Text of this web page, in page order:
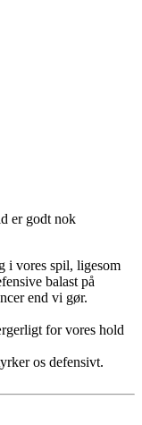
er godt nok
i vores spil, ligesom
balast på
end vi gør.
for vores hold
os defensivt.